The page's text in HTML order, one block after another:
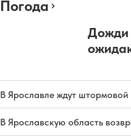
Погода
Дожди
В Ярославле ждут
В Ярославскую область